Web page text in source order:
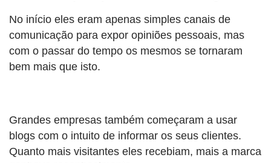
No início eles eram apenas simples canais de
comunicação para expor opiniões pessoais, mas
com o passar do tempo os mesmos se tornaram
bem mais que isto.
Grandes empresas também começaram a usar
blogs com o intuito de informar os seus clientes.
Quanto mais visitantes eles recebiam, mais a marca